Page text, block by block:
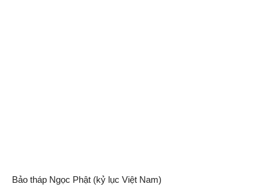
Bảo tháp Ngọc Phật (kỷ lục Việt Nam)